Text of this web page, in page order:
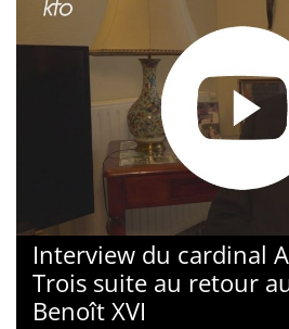
Interview du cardinal
Trois suite au retour
Benoît XVI